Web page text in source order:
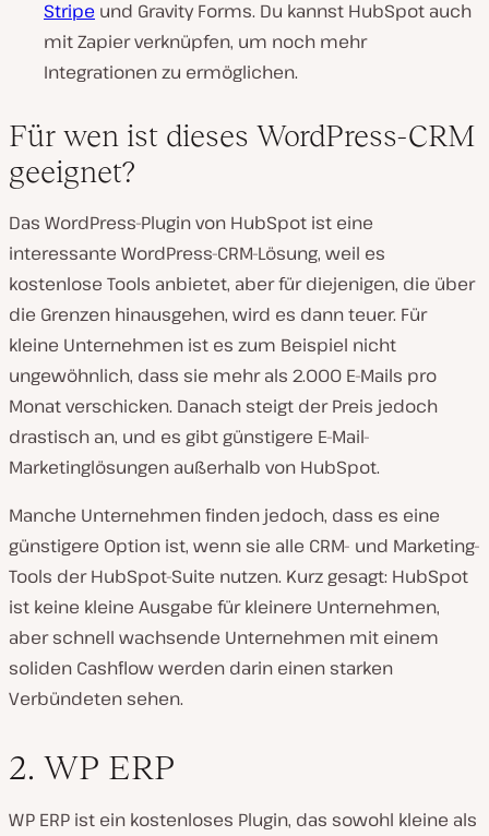
Stripe und Gravity Forms. Du kannst HubSpot auch
mit Zapier verknüpfen, um noch mehr
Integrationen zu ermöglichen.
Für wen ist dieses WordPress-CRM
geeignet?
Das WordPress-Plugin von HubSpot ist eine
interessante WordPress-CRM-Lösung, weil es
kostenlose Tools anbietet, aber für diejenigen, die über
die Grenzen hinausgehen, wird es dann teuer. Für
kleine Unternehmen ist es zum Beispiel nicht
ungewöhnlich, dass sie mehr als 2.000 E-Mails pro
Monat verschicken. Danach steigt der Preis jedoch
drastisch an, und es gibt günstigere E-Mail-
Marketinglösungen außerhalb von HubSpot.
Manche Unternehmen finden jedoch, dass es eine
günstigere Option ist, wenn sie alle CRM- und Marketing-
Tools der HubSpot-Suite nutzen. Kurz gesagt: HubSpot
ist keine kleine Ausgabe für kleinere Unternehmen,
aber schnell wachsende Unternehmen mit einem
soliden Cashflow werden darin einen starken
Verbündeten sehen.
2. WP ERP
WP ERP ist ein kostenloses Plugin, das sowohl kleine als